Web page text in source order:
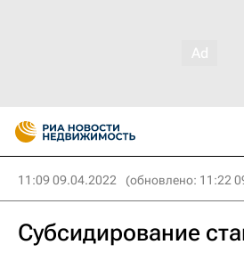
11:09 09.04.2022 (обновлено: 11:22
Субсидирование